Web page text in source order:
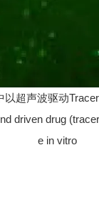
以超声波驱动
driven drug
e in vitro